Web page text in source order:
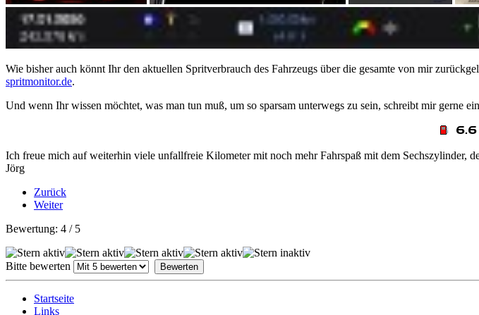
Wie bisher auch könnt Ihr den aktuellen Spritverbrauch des Fahrzeugs über die gesamte von mir
spritmonitor.de.
Und wenn Ihr wissen möchtet, was man tun muß, um so sparsam unterwegs zu sein, schreibt mir gerne
Ich freue mich auf weiterhin viele unfallfreie Kilometer mit noch mehr Fahrspaß mit dem Sechszylinder,
Jörg
Zurück
Weiter
Bewertung: 4 / 5
Bitte bewerten
Startseite
Links